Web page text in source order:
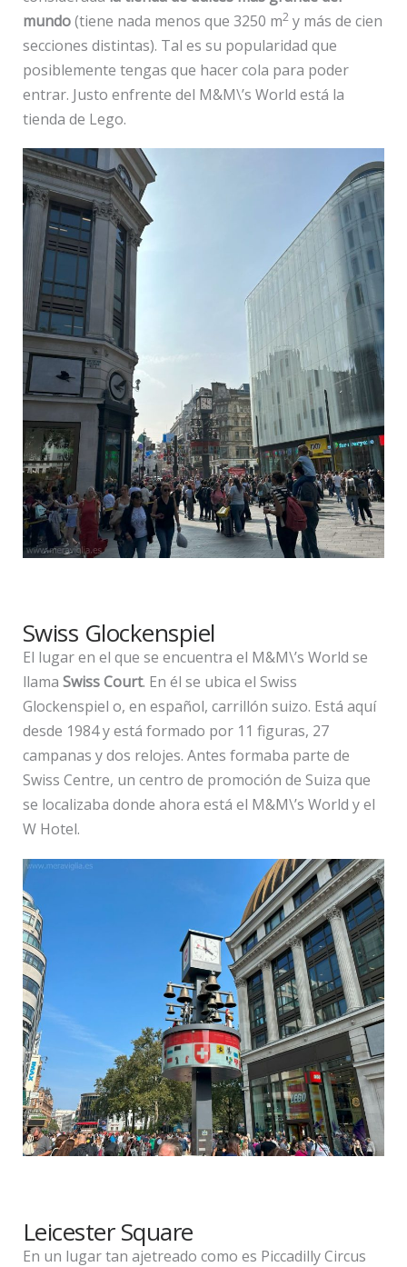
mundo(tiene nada menos que 3250 m2y más de cien
secciones distintas). Tal es su popularidad que
posiblemente tengas que hacer cola para poder
entrar. Justo enfrente del M&M\’s World está la
tienda de Lego.
Swiss Glockenspiel
El lugar en el que se encuentra el M&M\’s World se
llama Swiss Court. En él se ubica el Swiss
Glockenspiel o, en español, carrillón suizo. Está aquí
desde 1984 y está formado por 11 figuras, 27
campanas y dos relojes. Antes formaba parte de
Swiss Centre, un centro de promoción de Suiza que
se localizaba donde ahora está el M&M\’s World y el
W Hotel.
Leicester Square
En un lugar tan ajetreado como es Piccadilly Circus